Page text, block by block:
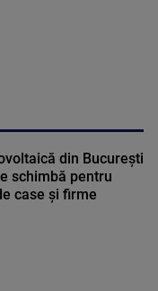
din București
schimbă pentru
case și firme